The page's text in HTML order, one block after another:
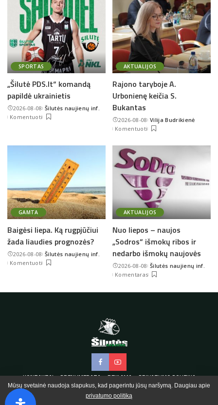
SPORTAS
„Šilutė PDS.lt“ komandą
papildė ukrainietis
2026-08-08Posted
by
Šilutės naujienų inf.
Komentuoti
AKTUALIJOS
Rajono taryboje A.
Urbonienę keičia S.
Bukantas
2026-08-08Posted
by
Vilija Budrikienė
Komentuoti
GAMTA
Baigėsi liepa. Ką rugpjūčiui
žada liaudies prognozės?
2026-08-08Posted
by
Šilutės naujienų inf.
Komentuoti
AKTUALIJOS
Nuo liepos – naujos
„Sodros“ išmokų ribos ir
nedarbo išmokų naujovės
2026-08-08Posted
by
Šilutės naujienų inf.
Komentaras
KONTAKTAI PRENUMERATA REKLAMA PRIVATUMO POLITIKA
Mūsų svetainė naudoja slapukus, kad pagerintu jūsų naršymą. Daugiau apie
privatumo politiką